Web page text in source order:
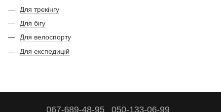
Для трекінгу
Для бігу
Для велоспорту
Для експедицій
067-689-48-95 050-133-06-99